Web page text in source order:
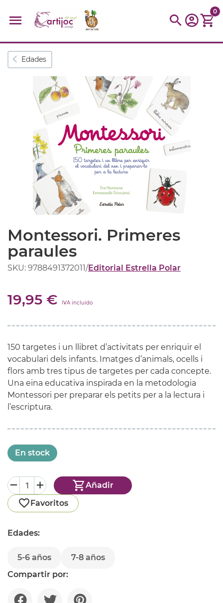
Búsquedas populares
Parchís Moulin
montessori
peonza
kit kidynight Puzzle
Botella
0
Edades
Montessori. Primeres
paraules
SKU: 9788491372011/Editorial Estrella Polar
19,95 € IVA incluido
150 targetes i un llibret d’activitats per enriquir el
vocabulari dels infants. Imatges d’animals, ocells i
flors amb tres tipus de targetes per cada concepte.
Una eina educativa inspirada en la metodologia
Montessori per preparar els petits per a la lectura i
l’escriptura.
En stock
Añadir
Favoritos
Edades:
5-6 años
7-8 años
Compartir por: